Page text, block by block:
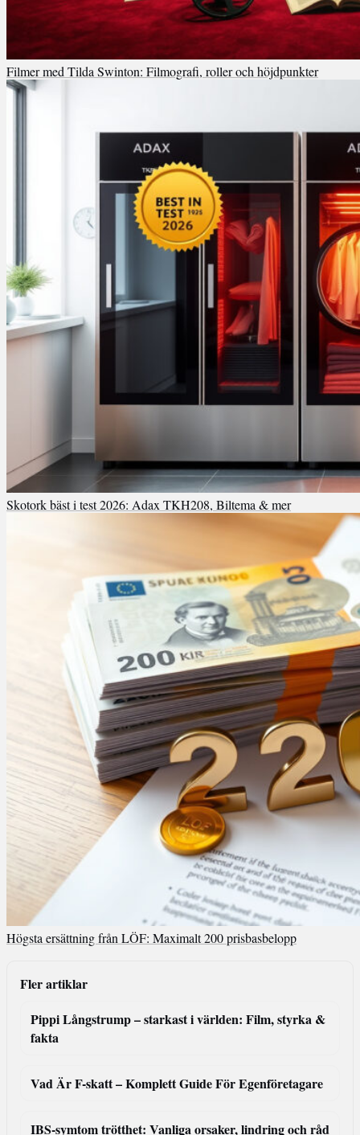
Filmer med Tilda Swinton: Filmografi, roller och höjdpunkter
Skotork bäst i test 2026: Adax TKH208, Biltema & mer
Högsta ersättning från LÖF: Maximalt 200 prisbasbelopp
Fler artiklar
Pippi Långstrump – starkast i världen: Film, styrka &
fakta
Vad Är F-skatt – Komplett Guide För Egenföretagare
IBS-symtom trötthet: Vanliga orsaker, lindring och råd